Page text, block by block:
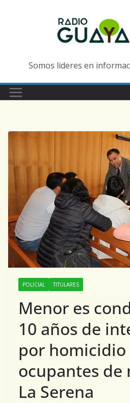
Somos lideres en
POLICIAL TITULARES
Menor es
10 años de
por homicidio
ocupantes de
La Serena